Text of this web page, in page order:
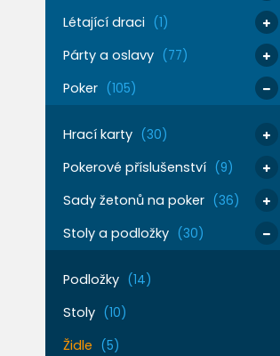
Létající draci (1)
Párty a oslavy (77)
Poker (105)
Hrací karty (30)
Pokerové příslušenství (9)
Sady žetonů na poker (36)
Stoly a podložky (30)
Podložky (14)
Stoly (10)
Židle (5)